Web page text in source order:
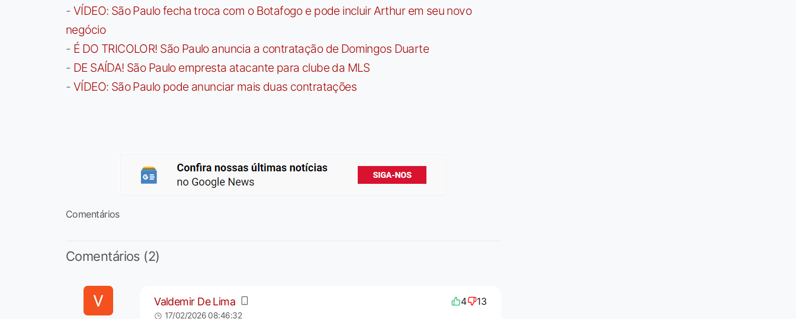
- VÍDEO: São Paulo fecha troca com o Botafogo e pode incluir Arthur em seu novo
negócio
- É DO TRICOLOR! São Paulo anuncia a contratação de Domingos Duarte
- DE SAÍDA! São Paulo empresta atacante para clube da MLS
- VÍDEO: São Paulo pode anunciar mais duas contratações
Comentários
Comentários (2)
Valdemir De Lima 4 13
17/02/2026 08:46:32